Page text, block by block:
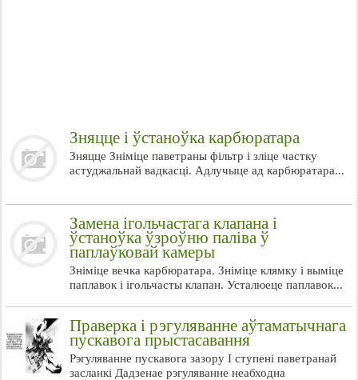
Зняцце і ўстаноўка карбюратара
Зняцце Зніміце паветраны фільтр і зліце частку
астуджальнай вадкасці. Адлучыце ад карбюратара...
Замена ігольчастага клапана і
ўстаноўка ўзроўню паліва ў
паплаўковай камеры
Зніміце вечка карбюратара. Зніміце клямку і выміце
паплавок і ігольчасты клапан. Усталюеце паплавок...
Праверка і рэгуляванне аўтаматычнага
пускавога прыстасавання
Рэгуляванне пускавога зазору I ступені паветранай
засланкі Дадзенае рэгуляванне неабходна